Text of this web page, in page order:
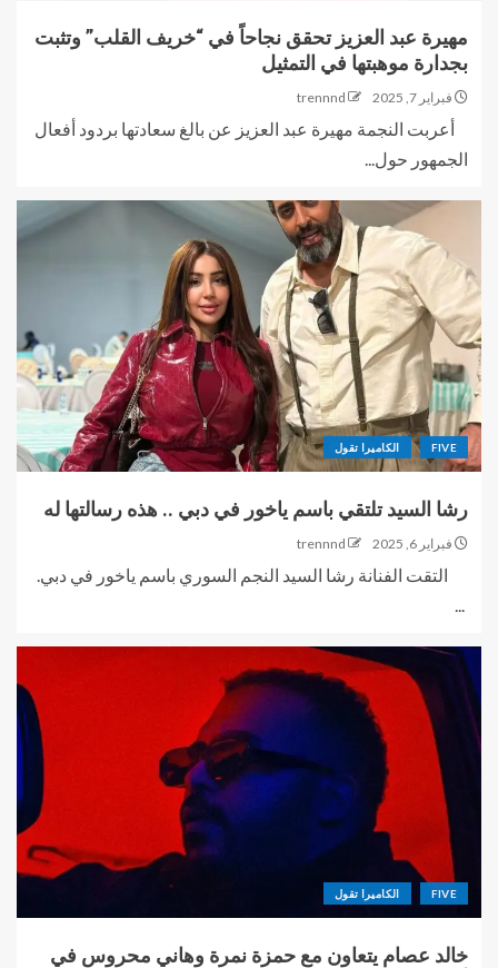
مهيرة عبد العزيز تحقق نجاحاً في “خريف القلب” وتثبت
بجدارة موهبتها في التمثيل
فبراير 7, 2025 trennnd
أعربت النجمة مهيرة عبد العزيز عن بالغ سعادتها بردود أفعال
الجمهور حول...
FIVE الكاميرا تقول
رشا السيد تلتقي باسم ياخور في دبي .. هذه رسالتها له
فبراير 6, 2025 trennnd
التقت الفنانة رشا السيد النجم السوري باسم ياخور في دبي.
...
FIVE الكاميرا تقول
خالد عصام يتعاون مع حمزة نمرة وهاني محروس في